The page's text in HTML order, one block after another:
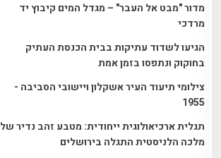
מדור "מבט אל העבר" – מגדל המים קיבוץ יד
מרדכי
הגיעו לשדוד עתיקות בבית הכנסת העתיק
בחוקוק ונתפסו בזמן אמת
צילומי תיעוד העיר אשקלון ויישובי הסביבה -
1955
תגלית ארכיאולוגית ייחודית: מטבע זהב נדיר של
מלכה הלניסטית התגלה בירושלים